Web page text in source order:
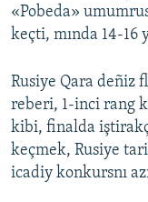
«Pobeda»
keçti, mında 14-16
Rusiye Qara deñiz
reberi, 1-inci rang
kibi, finalda
keçmek, Rusiye
icadiy konkursnı